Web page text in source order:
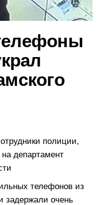
полиции,
департамент
телефонов из
задержали очень